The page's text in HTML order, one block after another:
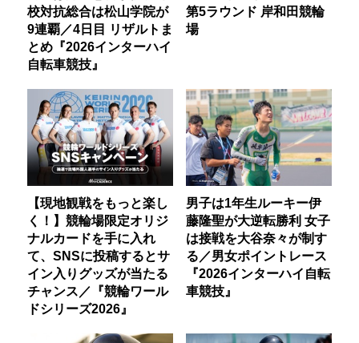
校対抗総合は松山学院が
9連覇／4日目 リザルトま
とめ『2026インターハイ
自転車競技』
第5ラウンド 岸和田競輪
場
【現地観戦をもっと楽し
く！】競輪場限定オリジ
ナルカードを手に入れ
て、SNSに投稿するとサ
イン入りグッズが当たる
チャンス／『競輪ワール
ドシリーズ2026』
男子は1年生ルーキー伊
藤隆聖が大逆転勝利 女子
は接戦を大谷奈々が制す
る／男女ポイントレース
『2026インターハイ自転
車競技』